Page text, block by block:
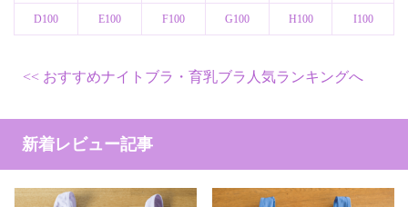
D100 E100 F100 G100 H100 I100
おすすめナイトブラ・育乳ブラ人気ランキングへ
新着レビュー記事